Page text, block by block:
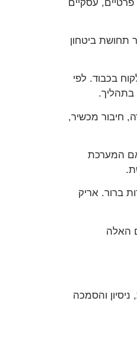
עסקיים
תחושת ביטחון
בכבוד. לפי
בתהליך.
חיבור מכשיר,
המערכת
ברור. אריק
האלה
והסמכה